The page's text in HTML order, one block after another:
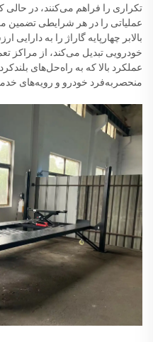
تکراری را فراهم می‌کنند، در
عملیاتی را در هر شرایطی تضمین
بالابر چهارپایه گاراژ را به
خودرویی تبدیل می‌کند، از مراکز
عملکرد بالا که به راه‌حل‌های
منحصربه‌فرد خودرو و رویه‌های